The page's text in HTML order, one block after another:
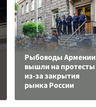
Рыбоводы Армении
вышли на протесты
из-за закрытия
рынка России